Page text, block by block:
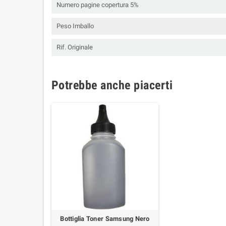
Numero pagine copertura 5%
Peso Imballo
Rif. Originale
Potrebbe anche piacerti
Bottiglia Toner Samsung Nero